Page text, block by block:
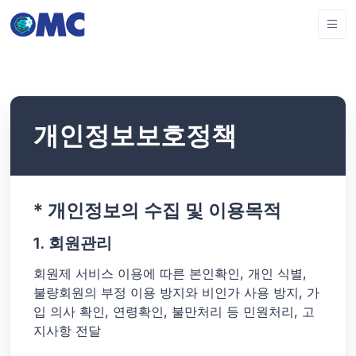
개인정보보호정책
* 개인정보의 수집 및 이용목적
1. 회원관리
회원제 서비스 이용에 따른 본인확인, 개인 식별,
불량회원의 부정 이용 방지와 비인가 사용 방지, 가
입 의사 확인, 연령확인, 불만처리 등 민원처리, 고
지사항 전달